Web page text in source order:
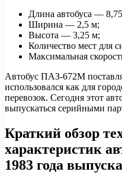
Длина автобуса —
Ширина — 2,5 м;
Высота — 3,25 м;
Количество мест для
Максимальная
Автобус ПАЗ-672М
использовался как для
перевозок. Сегодня этот
выпускаться серийными
Краткий обзор
характеристик
1983 года выпуска